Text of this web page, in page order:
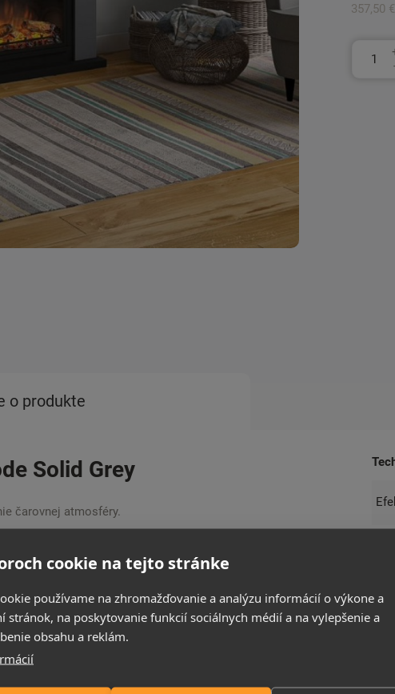
cookie na tejto stránke
používame na zhromažďovanie a analýzu informácií o výkone a
stránok, na poskytovanie funkcií sociálnych médií a na vylepšenie a
obsahu a reklám.
357,50
o produkte
Solid Grey
čarovnej atmosféry.
Flame Tagu v sivej obstavbe. Ohnisko je tvorené
vám umožní používať krb po celý rok, dokonca
chcete. Kúrenie môžete kedykoľvek
je len 10 W. Nastavte rozvrh vykurovania pre
v miestnosti, kedykoľvek budete chcieť. Vďaka
si vytvoríte pohodlie a zároveň šetríte energiu. Na
môžete využiť funkciu časovača vypnutia a zaspať
prevedenia sú: biela a béžová.
Váha